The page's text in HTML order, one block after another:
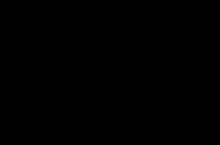
au top ! Je